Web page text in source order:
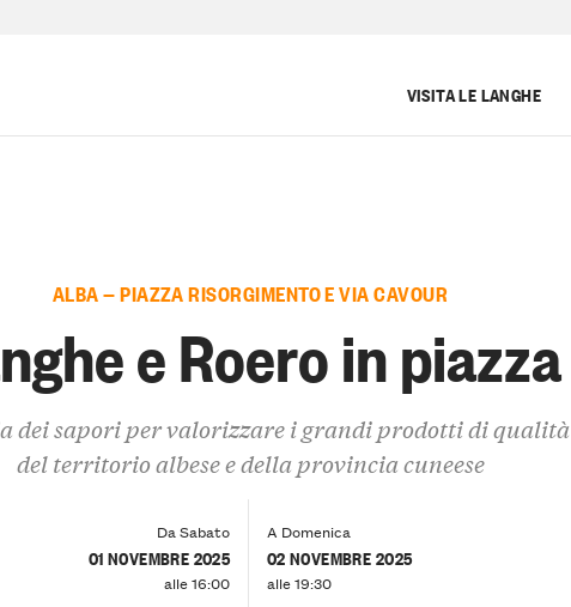
VISITA LE LANGHE
ALBA — PIAZZA RISORGIMENTO E VIA CAVOUR
e Roero in piazza
dei sapori per valorizzare i grandi prodotti di qualità
del territorio albese e della provincia cuneese
Da Sabato
01 NOVEMBRE 2025
alle 16:00
A Domenica
02 NOVEMBRE 2025
alle 19:30